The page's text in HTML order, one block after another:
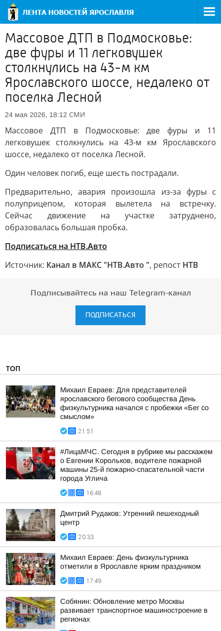
Массовое ДТП в Подмосковье:
две фуры и 11 легковушек
столкнулись на 43-м км
Ярославского шоссе, недалеко от
поселка Лесной
24 мая 2026, 18:12 СМИ
Массовое ДТП в Подмосковье: две фуры и 11
легковушек столкнулись на 43-м км Ярославского
шоссе, недалеко от поселка Лесной.
Один человек погиб, еще шесть пострадали.
Предварительно, авария произошла из-за фуры с
полуприцепом, которая вылетела на встречку.
Сейчас движение на участке затруднено,
образовалась большая пробка.
Подписаться на НТВ.Авто
Источник: Канал в МАКС "НТВ.Авто ", репост НТВ
Подписывайтесь на наш Telegram-канал
ПОДПИСАТЬСЯ
ТОП
Михаил Евраев: Для представителей
ярославского бегового сообщества День
физкультурника начался с пробежки «Бег со
смыслом»
21:51
#ЛицаМЧС. Сегодня в рубрике мы расскажем
о Евгении Корольков, водителе пожарной
машины 25-й пожарно-спасательной части
города Углича
16:48
Дмитрий Рудаков: Утренний пешеходный
центр
20:33
Михаил Евраев: День физкультурника
отметили в Ярославле ярким праздником
17:49
Собянин: Обновление метро Москвы
развивает транспортное машиностроение в
регионах